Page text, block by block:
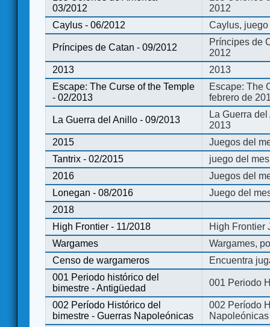
03/2012
2012
Caylus - 06/2012
Caylus,
Príncipes de Catan - 09/2012
Príncipes de
2012
2013
2013
Escape: The Curse of the Temple
- 02/2013
Escape: The
febrero de
La Guerra del Anillo - 09/2013
La Guerra
2013
2015
Juegos del
Tantrix - 02/2015
juego del
2016
Juegos del
Lonegan - 08/2016
Juego del
2018
High Frontier - 11/2018
High Frontier
Wargames
Wargames,
Censo de wargameros
Encuentra
001 Periodo histórico del
bimestre - Antigüedad
001 Periodo
002 Período Histórico del
bimestre - Guerras Napoleónicas
002 Período
Napoleónicas